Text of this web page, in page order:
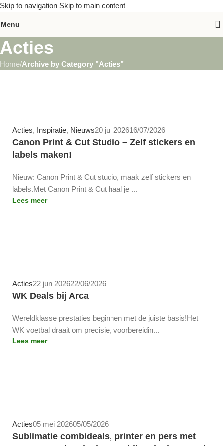
Skip to navigation Skip to main content
Menu
Acties
Home/Archive by Category "Acties"
Acties, Inspiratie, Nieuws20 jul 202616/07/2026
Canon Print & Cut Studio – Zelf stickers en
labels maken!
Nieuw: Canon Print & Cut studio, maak zelf stickers en
labels.Met Canon Print & Cut haal je ...
Lees meer
Acties22 jun 202622/06/2026
WK Deals bij Arca
Wereldklasse prestaties beginnen met de juiste basis!Het
WK voetbal draait om precisie, voorbereidin...
Lees meer
Acties05 mei 202605/05/2026
Sublimatie combideals, printer en pers met